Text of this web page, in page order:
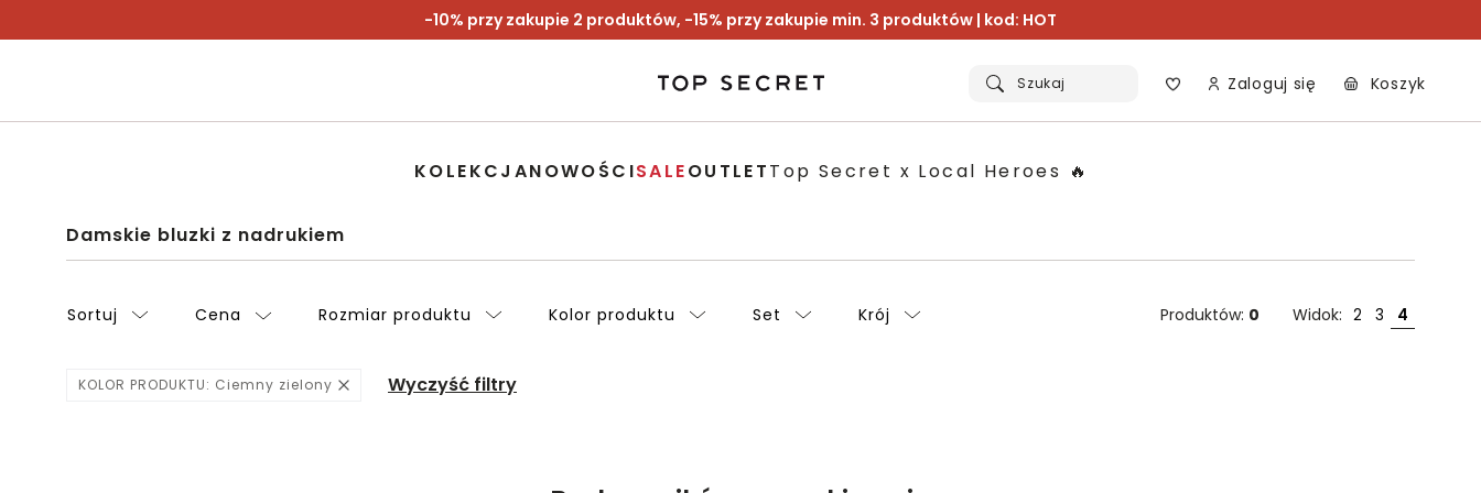
-10% przy zakupie 2 produktów, -15% przy zakupie min. 3 produktów | kod: HOT
Szukaj Zaloguj się Koszyk
KOLEKCJANOWOŚCISALEOUTLETTop Secret x Local Heroes 🔥
Damskie bluzki z nadrukiem
Sortuj Cena Rozmiar produktu Kolor produktu Set Krój
KOLOR PRODUKTU: Ciemny zielony Wyczyść filtry
Produktów: 0 Widok: 2 3 4